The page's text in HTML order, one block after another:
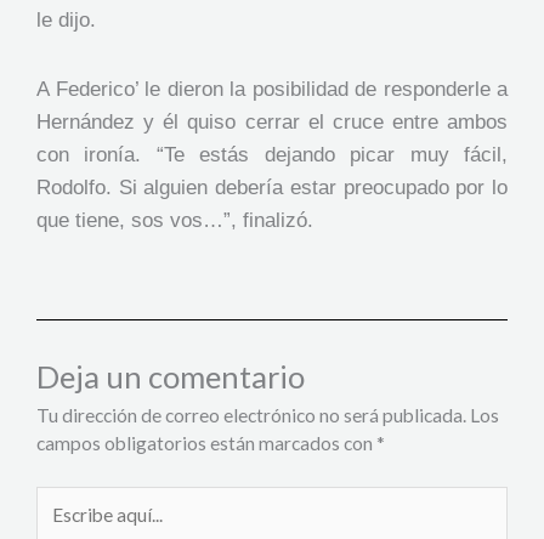
le dijo.
A Federico’ le dieron la posibilidad de responderle a
Hernández y él quiso cerrar el cruce entre ambos
con ironía. “Te estás dejando picar muy fácil,
Rodolfo. Si alguien debería estar preocupado por lo
que tiene, sos vos…”, finalizó.
Deja un comentario
Tu dirección de correo electrónico no será publicada. Los
campos obligatorios están marcados con *
aquí...